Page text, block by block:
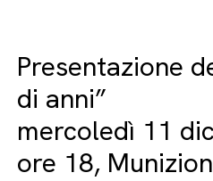
Presentazione
di anni”
mercoledì 11
ore 18,